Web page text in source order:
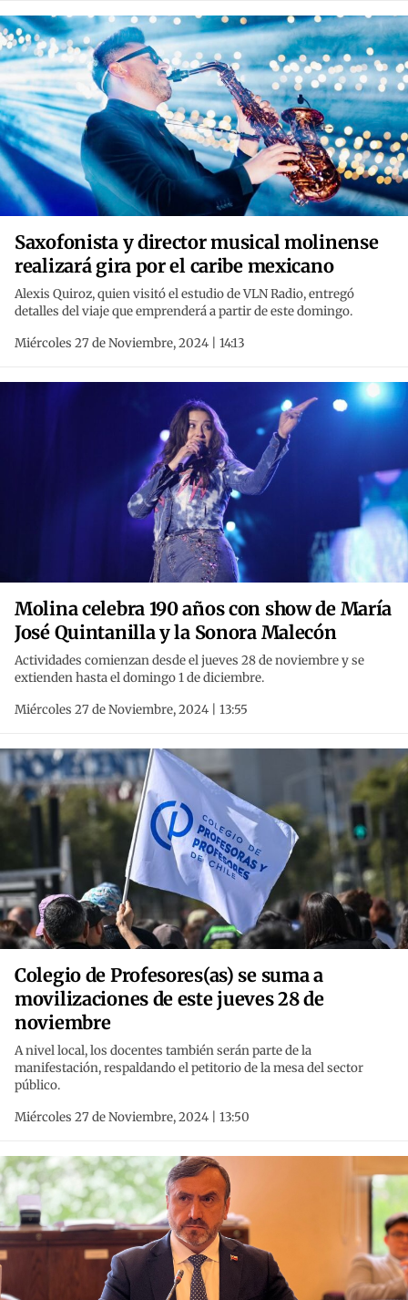
Saxofonista y director musical molinense
realizará gira por el caribe mexicano
Alexis Quiroz, quien visitó el estudio de VLN Radio, entregó
detalles del viaje que emprenderá a partir de este domingo.
Miércoles 27 de Noviembre, 2024 | 14:13
Molina celebra 190 años con show de María
José Quintanilla y la Sonora Malecón
Actividades comienzan desde el jueves 28 de noviembre y se
extienden hasta el domingo 1 de diciembre.
Miércoles 27 de Noviembre, 2024 | 13:55
Colegio de Profesores(as) se suma a
movilizaciones de este jueves 28 de
noviembre
A nivel local, los docentes también serán parte de la
manifestación, respaldando el petitorio de la mesa del sector
público.
Miércoles 27 de Noviembre, 2024 | 13:50